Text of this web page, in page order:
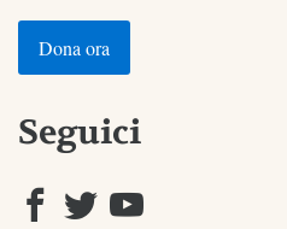
Dona ora
Seguici